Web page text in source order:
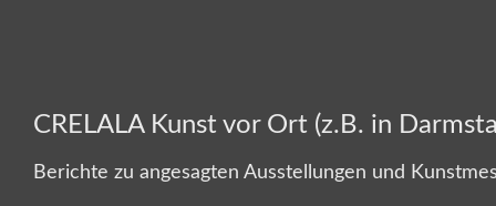
CRELALA Kunst vor Ort (z.B. in
Berichte zu angesagten Ausstellungen und